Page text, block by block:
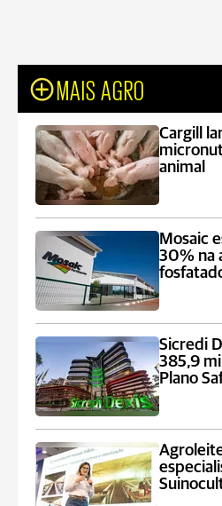
MAIS AGRO
Cargill
animal
Mosaic
30% na
Sicredi
385,9
Plano